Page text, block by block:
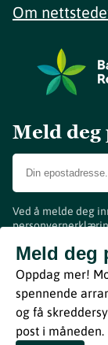
Om
Meld deg
Ved å melde deg
Meld deg
Oppdag mer!
spennende
og få
post i
Vestfold
ByBreakfast